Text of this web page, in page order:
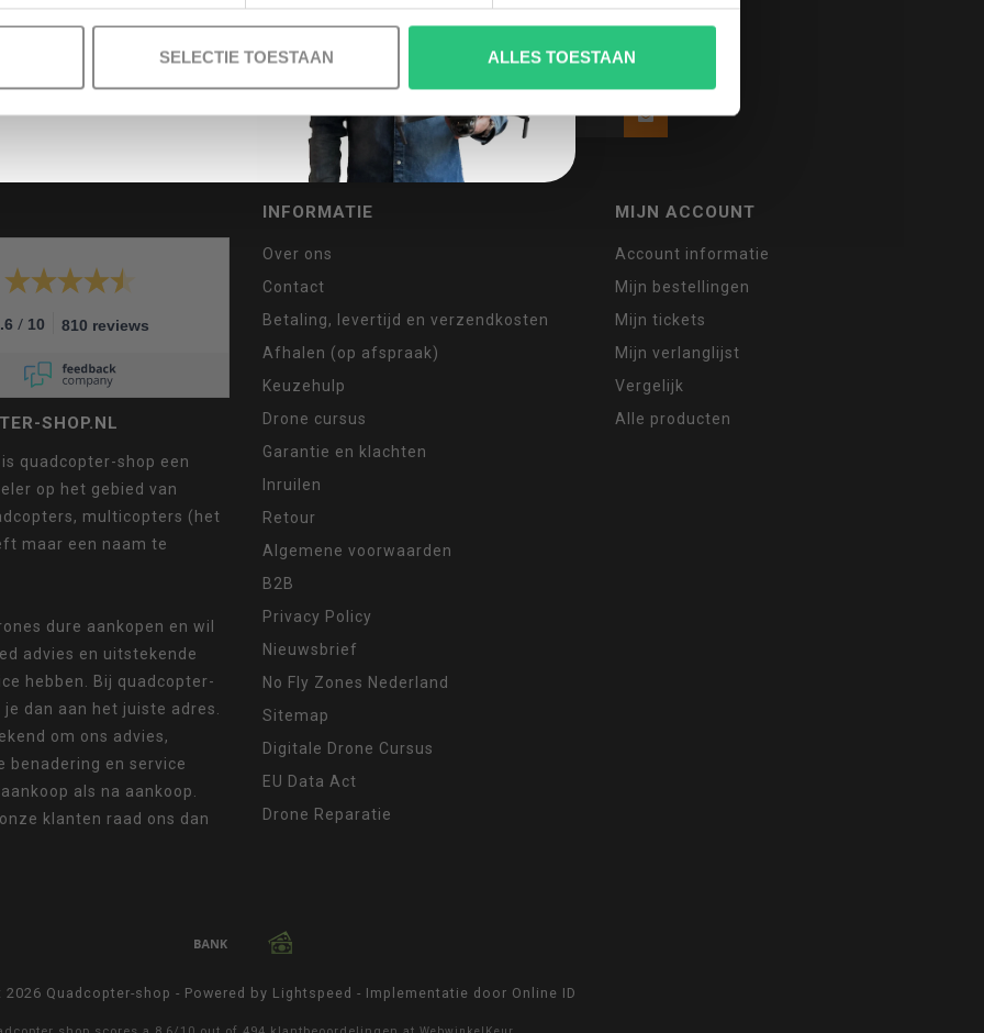
SELECTIE TOESTAAN ALLES TOESTAAN
MELD JE AAN VOOR ONZE NIEUWSBRIEF
/ 10 810 reviews
SHOP.NL
quadcopter-shop een
op het gebied van
multicopters (het
maar een naam te
dure aankopen en wil
advies en uitstekende
hebben. Bij quadcopter-
je dan aan het juiste adres.
om ons advies,
benadering en service
als na aankoop.
klanten raad ons dan
INFORMATIE
Over ons
Contact
Betaling, levertijd en verzendkosten
Afhalen (op afspraak)
Keuzehulp
Drone cursus
Garantie en klachten
Inruilen
Retour
Algemene voorwaarden
B2B
Privacy Policy
Nieuwsbrief
No Fly Zones Nederland
Sitemap
Digitale Drone Cursus
EU Data Act
Drone Reparatie
MIJN ACCOUNT
Account informatie
Mijn bestellingen
Mijn tickets
Mijn verlanglijst
Vergelijk
Alle producten
Quadcopter-shop - Powered by Lightspeed - Implementatie door Online ID